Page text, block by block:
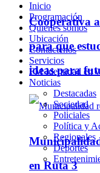
Cooperativa
para que
ideas para
en Ruta 3
Inicio
Programación
Quienes somos
Ubicación
Contáctenos
Servicios
FM Identidad en
Noticias
Destacadas
Sociedad
Policiales
Política y
Regionales
Deportes